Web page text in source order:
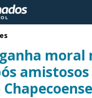
moral
Chapecoense